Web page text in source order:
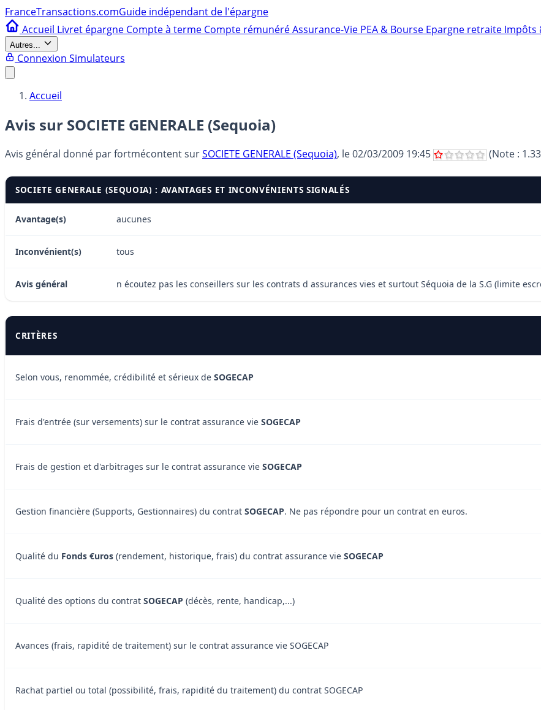
FranceTransactions.comGuide indépendant de l'épargne
Accueil Livret épargne Compte à terme Compte rémunéréAssurance-Vie PEA & Bourse Epargne retraite Impôts
Autres...
Connexion Simulateurs
Accueil
Avis sur SOCIETE GENERALE (Sequoia)
Avis général donné parfortmécontentsurSOCIETE GENERALE (Sequoia), le02/03/2009 19:45 (Note : 1.33
SOCIETE GENERALE (SEQUOIA) : AVANTAGES ET INCONVÉNIENTS SIGNALÉS
Avantage(s) aucunes
Inconvénient(s) tous
Avis général n écoutez pas les conseillers sur les contrats d assurances vies et surtout Séquoia de la S.G (limite
CRITÈRES
Selon vous, renommée, crédibilité et sérieux de SOGECAP
Frais d'entrée (sur versements) sur le contrat assurance vie SOGECAP
Frais de gestion et d'arbitrages sur le contrat assurance vie SOGECAP
Gestion financière (Supports, Gestionnaires) du contrat SOGECAP. Ne pas répondre pour un contrat en euros.
Qualité du Fonds €uros (rendement, historique, frais) du contrat assurance vie SOGECAP
Qualité des options du contrat SOGECAP (décès, rente, handicap,...)
Avances (frais, rapidité de traitement) sur le contrat assurance vie SOGECAP
Rachat partiel ou total (possibilité, frais, rapidité du traitement) du contrat SOGECAP